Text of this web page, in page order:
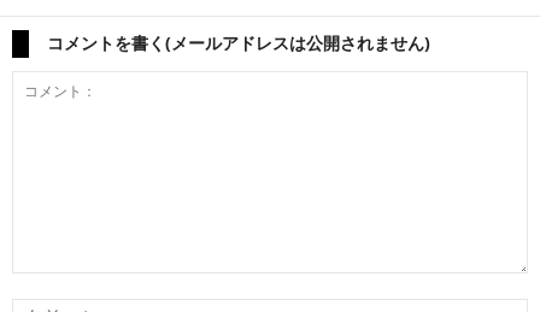
コメントを書く(メールアドレスは公開されません)